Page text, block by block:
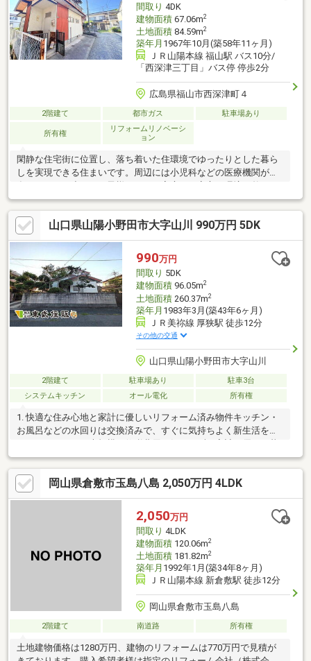
間取り 4DK
建物面積67.06m2
土地面積84.59m2
築年月 1967年10月(築58年11ヶ月)
ＪＲ山陽本線 福山駅 バス10分/
「西深津三丁目」バス停 停歩2分
広島県福山市西深津町４
2階建て 都市ガス 駐車場あり
所有権
リフォームリノベーシ
ョン
閑静な住宅街に位置し、落ち着いた住環境でゆったりとした暮ら
しを実現できる住まいです。周辺には小児科などの医療機関が点
います。さらに、スーパーやドラッグストアなどの生活利便施設
も充実しているため、毎日のお買い物にも便利。住みやすさと生
活利便性を兼ね備えた、ご家族におすすめの立地です。東側：法
外道路
山口県山陽小野田市大字山川 990万円 5DK
990万円
間取り 5DK
建物面積96.05m2
土地面積260.37m2
築年月 1983年3月(築43年6ヶ月)
ＪＲ美祢線 厚狭駅 徒歩12分
その他の交通
山口県山陽小野田市大字山川
2階建て 駐車場あり
駐車3台
システムキッチン
オール電化 所有権
1. 快適な住み心地と家計に優しいリフォーム済み物件キッチン・
お風呂などの水回りは交換済みで、すぐに気持ちよく新生活をス
らせます。2. 抜群の利便性！徒歩2分のスーパー最大の魅力は、ス
ーパーのウエスタまるき厚狭店までわずか80m（徒歩約2分）とい
う立地です。日々の食材の買い物に困ることはありません。ま
た、山陽新幹線も利用できるJR厚狭駅までバスでアクセスでき、
通勤・通学、そして遠方への移動にも便利な立地です。
岡山県倉敷市玉島八島 2,050万円 4LDK
2,050万円
間取り 4LDK
建物面積120.06m2
土地面積181.82m2
築年月 1992年1月(築34年8ヶ月)
ＪＲ山陽本線 新倉敷駅 徒歩12分
岡山県倉敷市玉島八島
2階建て 南道路 所有権
土地建物価格は1280万円、建物のリフォームは770万円で見積が